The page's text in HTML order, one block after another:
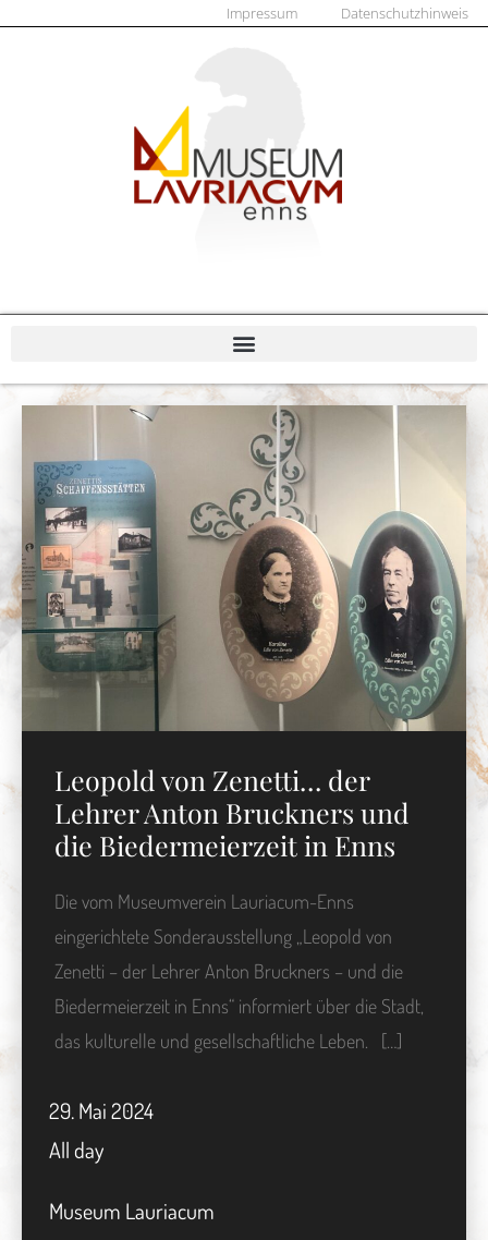
Impressum Datenschutzhinweis
Leopold von Zenetti… der
Lehrer Anton Bruckners und
die Biedermeierzeit in Enns
Die vom Museumverein Lauriacum-Enns
eingerichtete Sonderausstellung „Leopold von
Zenetti – der Lehrer Anton Bruckners – und die
Biedermeierzeit in Enns“ informiert über die Stadt,
das kulturelle und gesellschaftliche Leben. […]
29.Mai2024
All day
Museum Lauriacum